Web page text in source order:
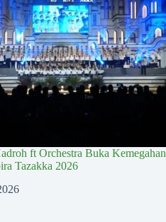
ft Orchestra Buka Kemegahan
Tazakka 2026